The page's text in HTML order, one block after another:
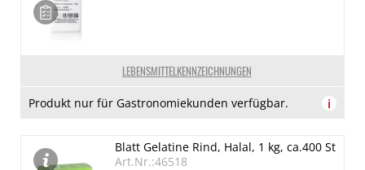
LEBENSMITTELKENNZEICHNUNGEN
Produkt nur für Gastronomiekunden verfügbar. i
Blatt Gelatine Rind, Halal, 1 kg, ca.400 St
Art.Nr.:46518